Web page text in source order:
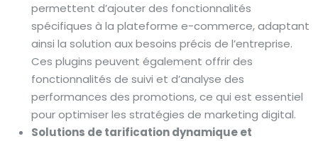
permettent d’ajouter des fonctionnalités
spécifiques à la plateforme e-commerce, adaptant
ainsi la solution aux besoins précis de l’entreprise.
Ces plugins peuvent également offrir des
fonctionnalités de suivi et d’analyse des
performances des promotions, ce qui est essentiel
pour optimiser les stratégies de marketing digital.
Solutions de tarification dynamique et